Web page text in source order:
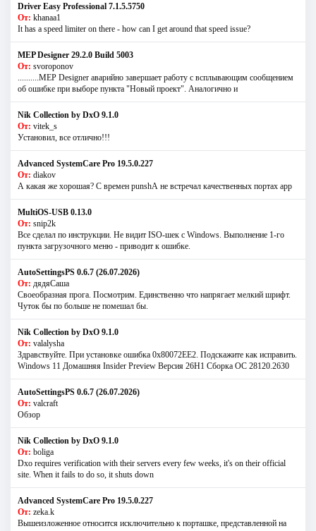
Driver Easy Professional 7.1.5.5750
От: khanaa1
It has a speed limiter on there - how can I get around that speed issue?
MEP Designer 29.2.0 Build 5003
От: svoroponov
..........MEP Designer аварийно завершает работу с всплывающим сообщением
об ошибке при выборе пункта "Новый проект". Аналогично и
Nik Collection by DxO 9.1.0
От: vitek_s
Установил, все отлично!!!
Advanced SystemCare Pro 19.5.0.227
От: diakov
А какая же хорошая? С времен punshА не встречал качественных портах app
MultiOS-USB 0.13.0
От: snip2k
Все сделал по инструкции. Не видит ISO-шек с Windows. Выполнение 1-го
пункта загрузочного меню - приводит к ошибке.
AutoSettingsPS 0.6.7 (26.07.2026)
От: дядяСаша
Своеобразная прога. Посмотрим. Единственно что напрягает мелкий шрифт.
Чуток бы по больше не помешал бы.
Nik Collection by DxO 9.1.0
От: valalysha
Здравствуйте. При установке ошибка 0х80072EE2. Подскажите как исправить.
Windows 11 Домашняя Insider Preview Версия 26H1 Сборка ОС 28120.2630
AutoSettingsPS 0.6.7 (26.07.2026)
От: valcraft
Обзор
Nik Collection by DxO 9.1.0
От: boliga
Dxo requires verification with their servers every few weeks, it's on their official
site. When it fails to do so, it shuts down
Advanced SystemCare Pro 19.5.0.227
От: zeka.k
Вышеизложенное относится исключительно к порташке, представленной на